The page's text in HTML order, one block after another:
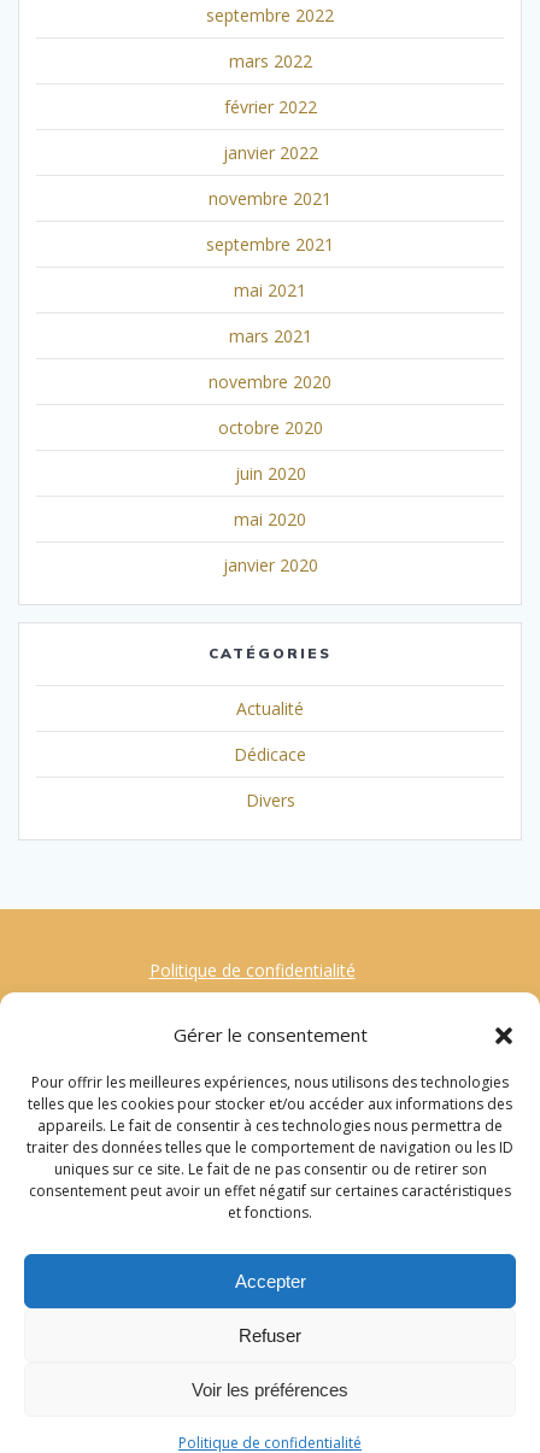
Gérer le consentement
Pour offrir les meilleures expériences, nous utilisons des technologies
telles que les cookies pour stocker et/ou accéder aux informations des
appareils. Le fait de consentir à ces technologies nous permettra de
traiter des données telles que le comportement de navigation ou les ID
uniques sur ce site. Le fait de ne pas consentir ou de retirer son
consentement peut avoir un effet négatif sur certaines caractéristiques
et fonctions.
Accepter
Refuser
Voir les préférences
Politique de confidentialité
septembre 2022
mars 2022
février 2022
janvier 2022
novembre 2021
septembre 2021
mai 2021
mars 2021
novembre 2020
octobre 2020
juin 2020
mai 2020
janvier 2020
CATÉGORIES
Actualité
Dédicace
Divers
Politique de confidentialité
Gestion des Cookies
Recherche
pour
© 2022 Sylvie Callet
Retrouvez-moi sur la page Facebook Ecriture